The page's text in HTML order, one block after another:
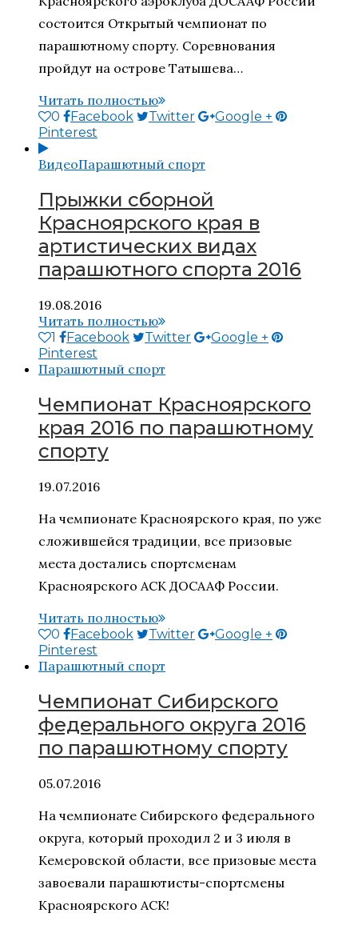
состоится Открытый чемпионат по
парашютному спорту. Соревнования
пройдут на острове Татышева…
Читать полностью
0 Facebook Twitter
Google +
Pinterest
ВидеоПарашютный спорт
Прыжки сборной
Красноярского края в
артистических видах
парашютного спорта 2016
19.08.2016
Читать полностью
1 Facebook Twitter
Google +
Pinterest
Парашютный спорт
Чемпионат Красноярского
края 2016 по парашютному
спорту
19.07.2016
На чемпионате Красноярского края, по уже
сложившейся традиции, все призовые
места достались спортсменам
Красноярского АСК ДОСААФ России.
Читать полностью
0 Facebook Twitter
Google +
Pinterest
Парашютный спорт
Чемпионат Сибирского
федерального округа 2016
по парашютному спорту
05.07.2016
На чемпионате Сибирского федерального
округа, который проходил 2 и 3 июля в
Кемеровской области, все призовые места
завоевали парашютисты-спортсмены
Красноярского АСК!